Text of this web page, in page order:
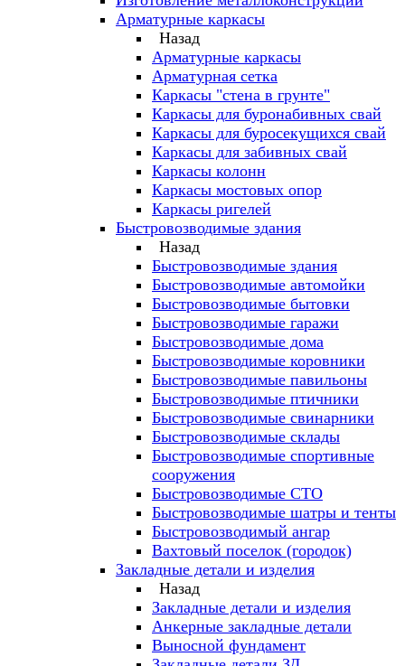
Арматурные каркасы
Назад
Арматурные каркасы
Арматурная сетка
Каркасы "стена в грунте"
Каркасы для буронабивных свай
Каркасы для буросекущихся свай
Каркасы для забивных свай
Каркасы колонн
Каркасы мостовых опор
Каркасы ригелей
Быстровозводимые здания
Назад
Быстровозводимые здания
Быстровозводимые автомойки
Быстровозводимые бытовки
Быстровозводимые гаражи
Быстровозводимые дома
Быстровозводимые коровники
Быстровозводимые павильоны
Быстровозводимые птичники
Быстровозводимые свинарники
Быстровозводимые склады
Быстровозводимые спортивные
сооружения
Быстровозводимые СТО
Быстровозводимые шатры и тенты
Быстровозводимый ангар
Вахтовый поселок (городок)
Закладные детали и изделия
Назад
Закладные детали и изделия
Анкерные закладные детали
Выносной фундамент